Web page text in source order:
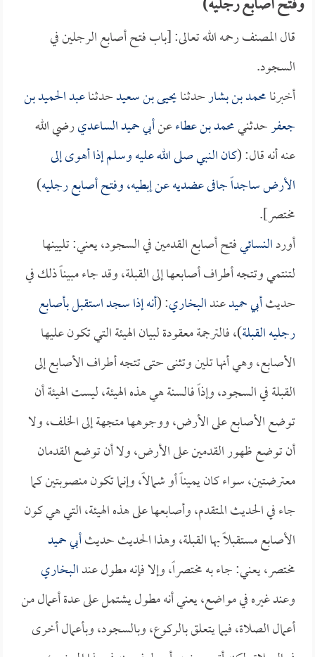
قال المصنف رحمه الله تعالى: [باب فتح أصابع الرجلين في
السجود.
أخبرنامحمد بن بشارحدثنايحيى بن سعيدحدثناعبد الحميد بن
جعفرحدثنيمحمد بن عطاءعنأبي حميد الساعديرضي الله
عنه أنه قال: (كان النبي صلى الله عليه وسلم إذا أهوى إلى
الأرض ساجداً جافى عضديه عن إبطيه، وفتح أصابع رجليه)
مختصر].
أوردالنسائيفتح أصابع القدمين في السجود، يعني: تليينها
لتنتمي وتتجه أطراف أصابعها إلى القبلة، وقد جاء مبيناً ذلك في
حديثأبي حميدعندالبخاري: (أنه إذا سجد استقبل بأصابع
رجليه القبلة)، فالترجمة معقودة لبيان الهيئة التي تكون عليها
الأصابع، وهي أنها تلين وتثنى حتى تتجه أطراف الأصابع إلى
القبلة في السجود، وإذاً فالسنة هي هذه الهيئة، ليست الهيئة أن
توضع الأصابع على الأرض، ووجوهها متجهة إلى الخلف، ولا
أن توضع ظهور القدمين على الأرض، ولا أن توضع القدمان
معترضتين، سواء كان يميناً أو شمالاً، وإنما تكون منصوبتين كما
جاء في الحديث المتقدم، وأصابعها على هذه الهيئة، التي هي كون
الأصابع مستقبلاً بها القبلة، وهذا الحديث حديثأبي حميد
مختصر، يعني: جاء به مختصراً، وإلا فإنه مطول عندالبخاري
وعند غيره في مواضع، يعني أنه مطول يشتمل على عدة أعمال من
أعمال الصلاة، فيما يتعلق بالركوع، وبالسجود، وبأعمال أخرى